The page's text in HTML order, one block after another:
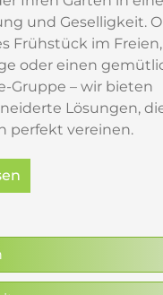
und Geselligkeit.
Frühstück im
oder einen
Gruppe – wir bieten
Lösungen,
perfekt vereinen.
Lösungen
umfasst eine